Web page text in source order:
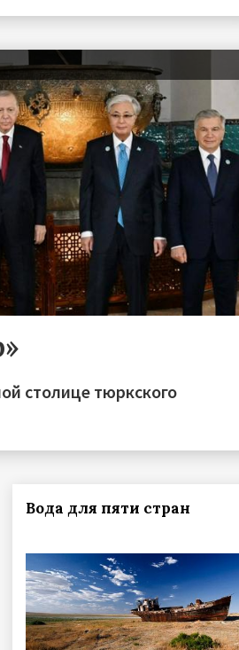
столице тюркского
Вода для пяти стран